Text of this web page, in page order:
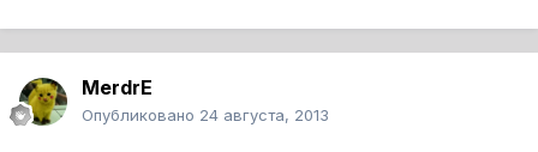
MerdrE
Опубликовано 24 августа, 2013